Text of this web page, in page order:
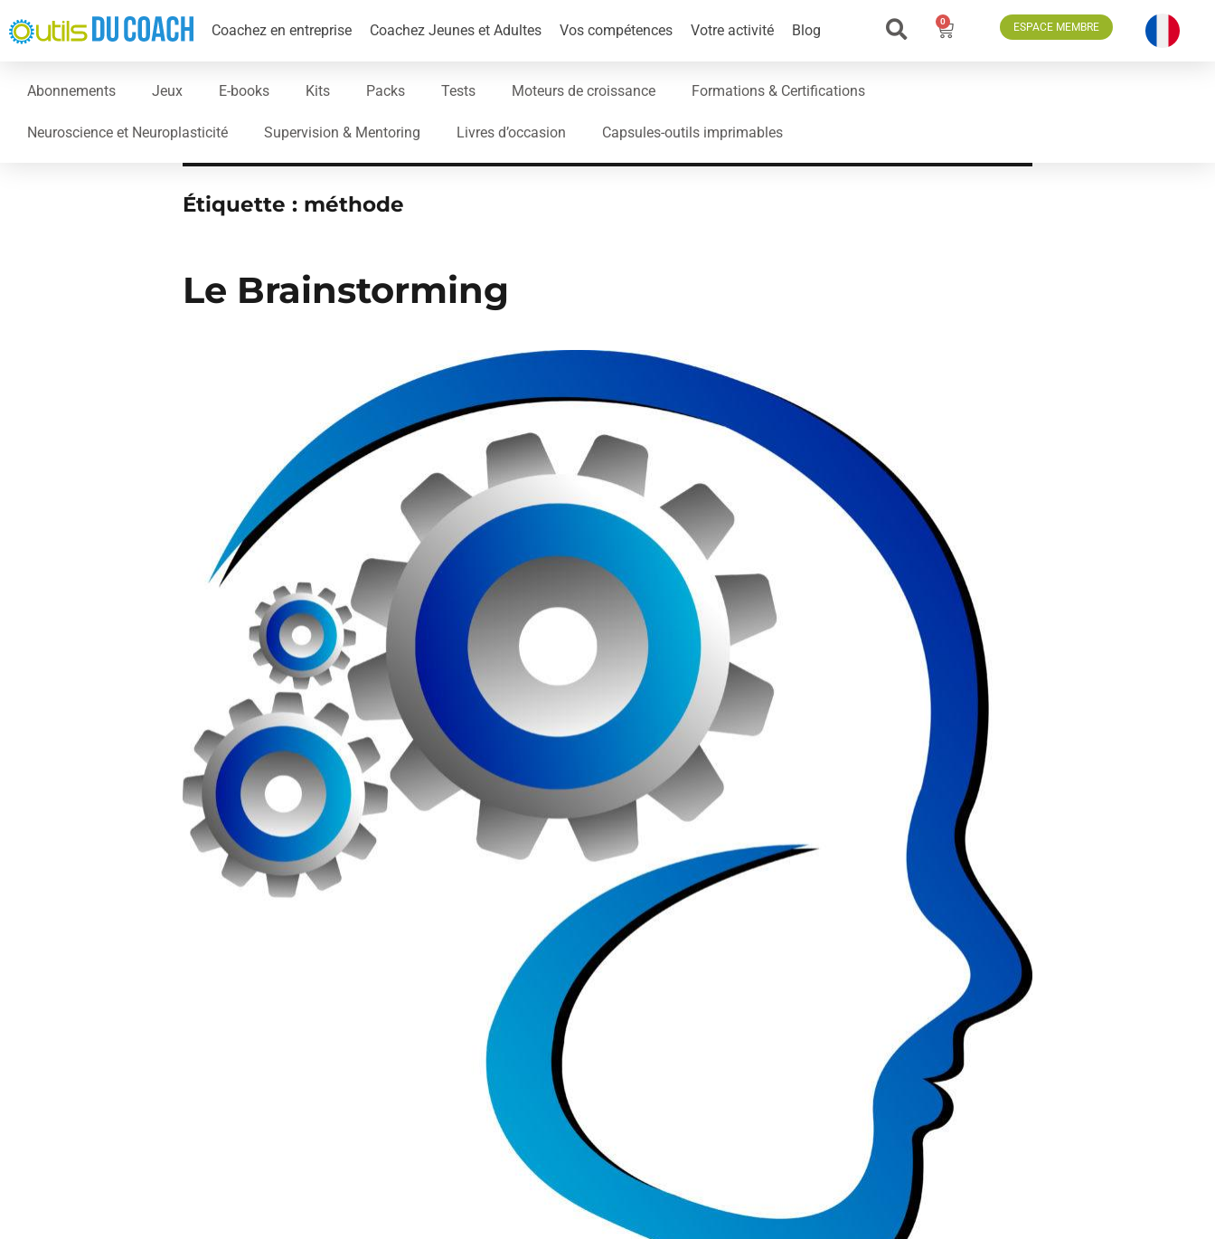
Coachez en entreprise Coachez Jeunes et Adultes Vos compétences Votre activité Blog
0 ESPACE MEMBRE
Abonnements Jeux E-books Kits Packs Tests Moteurs de croissance Formations & Certifications
Neuroscience et Neuroplasticité Supervision & Mentoring Livres d’occasion Capsules-outils imprimables
Étiquette : méthode
Le Brainstorming